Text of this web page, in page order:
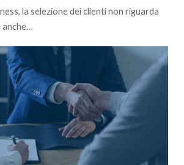
la selezione dei clienti non riguarda
anche…